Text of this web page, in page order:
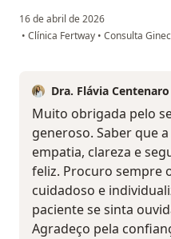
16 de abril de 2026
• Clínica Fertway • Consulta
Dra. Flávia
Muito obrigada pelo
generoso. Saber que
empatia, clareza e
feliz. Procuro sempre
cuidadoso e
paciente se sinta
Agradeço pela